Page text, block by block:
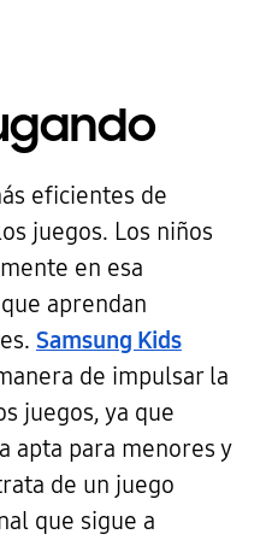
eficientes de
juegos. Los niños
en esa
aprendan
Samsung Kids
de impulsar la
juegos, ya que
apta para menores y
de un juego
que sigue a